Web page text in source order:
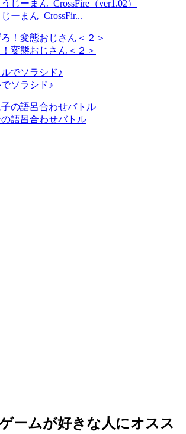
ーまん_CrossFir...
変態おじさん＜２＞
ソラシド♪
語呂合わせバトル
ームが好きな人にオスス